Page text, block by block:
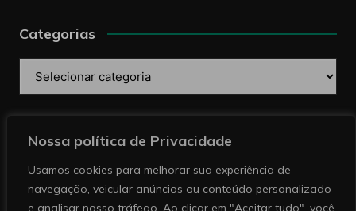
Nossa política de Privacidade
Usamos cookies para melhorar sua experiência de
navegação, veicular anúncios ou conteúdo personalizado
e analisar nosso tráfego. Ao clicar em "Aceitar tudo", você
Categorias